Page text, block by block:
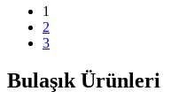
1
2
3
Bulaşık Ürünleri